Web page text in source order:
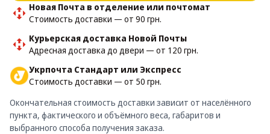
Новая Почта в отделение или почтомат
Стоимость доставки — от 90 грн.
Курьерская доставка Новой Почты
Адресная доставка до двери — от 120 грн.
Укрпочта Стандарт или Экспресс
Стоимость доставки — от 50 грн.
Окончательная стоимость доставки зависит от населённого
пункта, фактического и объёмного веса, габаритов и
выбранного способа получения заказа.